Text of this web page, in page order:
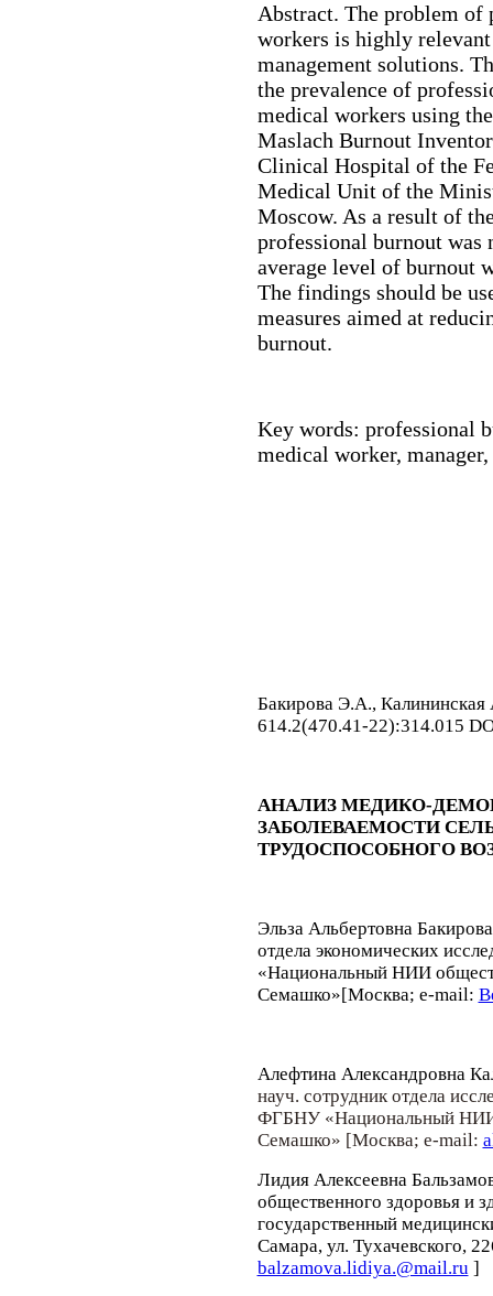
Abstract. The problem of
workers is highly
management solutions.
the prevalence of
medical workers using
Maslach Burnout
Clinical Hospital of the
Medical Unit of the
Moscow. As a result of
professional burnout was
average level of burnout
The findings should be
measures aimed at
burnout.
Key words: professional
medical worker,
Бакирова Э.А.,
614.2(470.41-22):314.015
АНАЛИЗ МЕДИКО-
ЗАБОЛЕВАЕМОСТИ
ТРУДОСПОСОБНОГО
Эльза Альбертовна Бакирова
отдела экономических
«Национальный НИИ
Семашко»[Москва; e-mail:
Алефтина Александровна
науч. сотрудник отдела
ФГБНУ «Национальный НИИ
Семашко» [Москва; e-mail:
Лидия Алексеевна
общественного здоровья и
государственный
Самара, ул. Тухачевского,
balzamova.lidiya.@mail.ru ]